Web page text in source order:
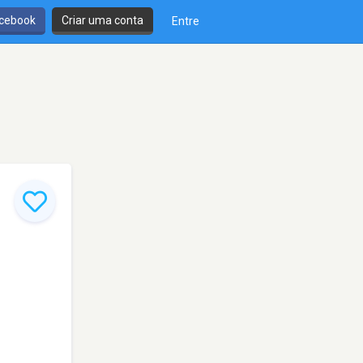
Criar uma conta Entre